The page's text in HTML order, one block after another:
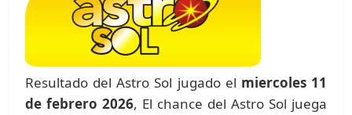
Resultado del Astro Sol jugado el miercoles 11
de febrero 2026, El chance del Astro Sol juega